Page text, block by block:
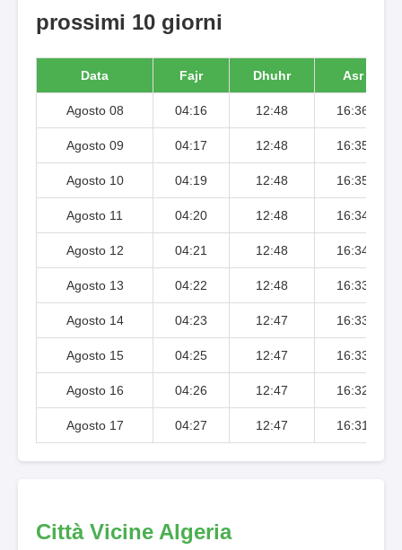
prossimi 10 giorni
Data Fajr Dhuhr Asr
Agosto 08 04:16 12:48 16:36
Agosto 09 04:17 12:48 16:35
Agosto 10 04:19 12:48 16:35
Agosto 11 04:20 12:48 16:34
Agosto 12 04:21 12:48 16:34
Agosto 13 04:22 12:48 16:33
Agosto 14 04:23 12:47 16:33
Agosto 15 04:25 12:47 16:33
Agosto 16 04:26 12:47 16:32
Agosto 17 04:27 12:47 16:31
Città Vicine Algeria